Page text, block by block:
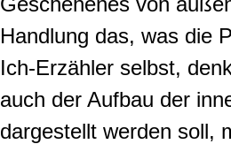
Handlung das, was die
Ich-Erzähler selbst,
auch der Aufbau der
dargestellt werden soll,